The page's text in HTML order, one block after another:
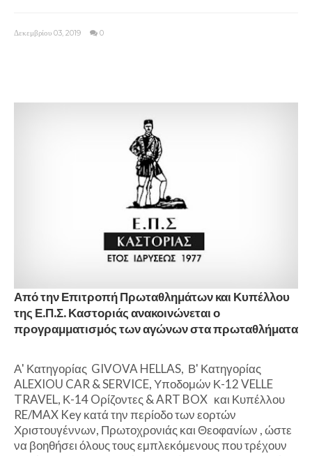
Δεκεμβρίου 03, 2019 0
Από την Επιτροπή Πρωταθλημάτων και Κυπέλλου
της Ε.Π.Σ. Καστοριάς ανακοινώνεται ο
προγραμματισμός των αγώνων στα πρωταθλήματα
Α' Κατηγορίας GIVOVA HELLAS, Β' Κατηγορίας
ALEXIOU CAR & SERVICE, Υποδομών Κ-12 VELLE
TRAVEL, Κ-14 Oρίζοντες & ART BOX και Κυπέλλου
RE/MAX Key κατά την περίοδο των εορτών
Χριστουγέννων, Πρωτοχρονιάς και Θεοφανίων , ώστε
να βοηθήσει όλους τους εμπλεκόμενους που τρέχουν